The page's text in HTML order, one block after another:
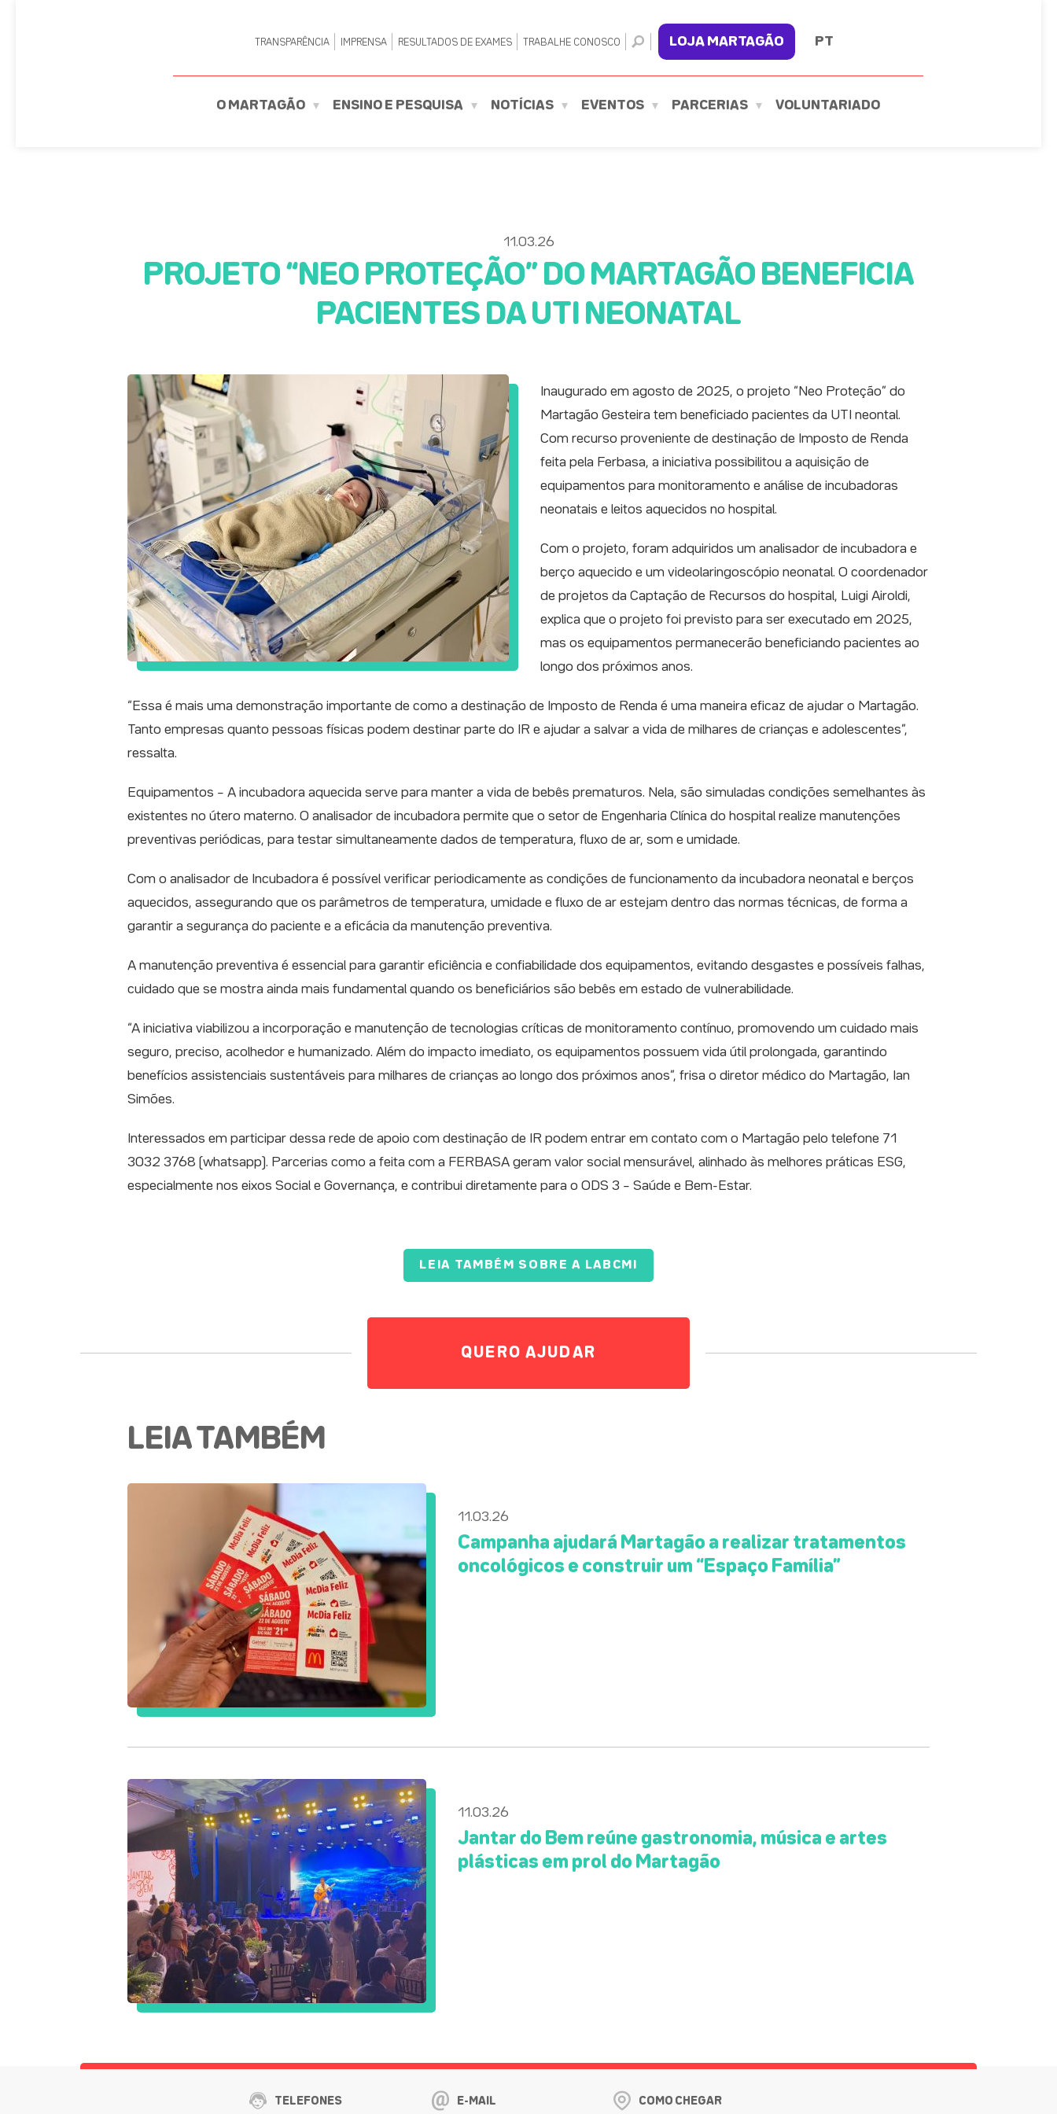
TRANSPARÊNCIA IMPRENSA RESULTADOS DE EXAMES TRABALHE CONOSCO LOJA MARTAGÃO PT
O MARTAGÃO ENSINO E PESQUISA NOTÍCIAS EVENTOS PARCERIAS VOLUNTARIADO
11.03.26
PROJETO “NEO PROTEÇÃO” DO MARTAGÃO BENEFICIA
PACIENTES DA UTI NEONATAL
Inaugurado em agosto de 2025, o projeto “Neo Proteção” do
Martagão Gesteira tem beneficiado pacientes da UTI neontal.
Com recurso proveniente de destinação de Imposto de Renda
feita pela Ferbasa, a iniciativa possibilitou a aquisição de
equipamentos para monitoramento e análise de incubadoras
neonatais e leitos aquecidos no hospital.
Com o projeto, foram adquiridos um analisador de incubadora e
berço aquecido e um videolaringoscópio neonatal. O coordenador
de projetos da Captação de Recursos do hospital, Luigi Airoldi,
explica que o projeto foi previsto para ser executado em 2025,
mas os equipamentos permanecerão beneficiando pacientes ao
longo dos próximos anos.
“Essa é mais uma demonstração importante de como a destinação de Imposto de Renda é uma maneira eficaz de ajudar o Martagão.
Tanto empresas quanto pessoas físicas podem destinar parte do IR e ajudar a salvar a vida de milhares de crianças e adolescentes”,
ressalta.
Equipamentos – A incubadora aquecida serve para manter a vida de bebês prematuros. Nela, são simuladas condições semelhantes às
existentes no útero materno. O analisador de incubadora permite que o setor de Engenharia Clínica do hospital realize manutenções
preventivas periódicas, para testar simultaneamente dados de temperatura, fluxo de ar, som e umidade.
Com o analisador de Incubadora é possível verificar periodicamente as condições de funcionamento da incubadora neonatal e berços
aquecidos, assegurando que os parâmetros de temperatura, umidade e fluxo de ar estejam dentro das normas técnicas, de forma a
garantir a segurança do paciente e a eficácia da manutenção preventiva.
A manutenção preventiva é essencial para garantir eficiência e confiabilidade dos equipamentos, evitando desgastes e possíveis falhas,
cuidado que se mostra ainda mais fundamental quando os beneficiários são bebês em estado de vulnerabilidade.
“A iniciativa viabilizou a incorporação e manutenção de tecnologias críticas de monitoramento contínuo, promovendo um cuidado mais
seguro, preciso, acolhedor e humanizado. Além do impacto imediato, os equipamentos possuem vida útil prolongada, garantindo
benefícios assistenciais sustentáveis para milhares de crianças ao longo dos próximos anos”, frisa o diretor médico do Martagão, Ian
Simões.
Interessados em participar dessa rede de apoio com destinação de IR podem entrar em contato com o Martagão pelo telefone 71
3032 3768 (whatsapp). Parcerias como a feita com a FERBASA geram valor social mensurável, alinhado às melhores práticas ESG,
especialmente nos eixos Social e Governança, e contribui diretamente para o ODS 3 – Saúde e Bem-Estar.
LEIA TAMBÉM SOBRE A LABCMI
QUERO AJUDAR
LEIA TAMBÉM
11.03.26
Campanha ajudará Martagão a realizar tratamentos
oncológicos e construir um “Espaço Família”
11.03.26
Jantar do Bem reúne gastronomia, música e artes
plásticas em prol do Martagão
TELEFONES E-MAIL COMO CHEGAR